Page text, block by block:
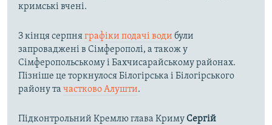
кримські вчені.
З кінця серпняграфіки подачі води були
запроваджені в Сімферополі, а також у
Сімферопольському і Бахчисарайському районах.
Пізніше це торкнулося Білогірська і Білогірського
району та частково Алушти.
Підконтрольний Кремлю глава КримуСергій